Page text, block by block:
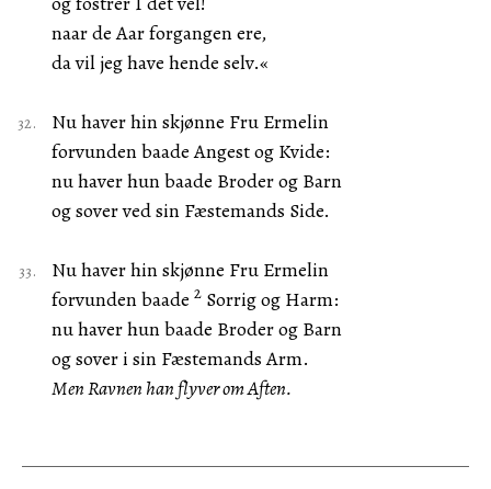
naar de Aar forgangen ere,
da vil jeg have hende selv.«
Nu haver hin skjønne Fru Ermelin
forvunden baade Angest og Kvide:
nu haver hun baade Broder og Barn
og sover ved sin Fæstemands Side.
Nu haver hin skjønne Fru Ermelin
forvunden baade 2 Sorrig og Harm:
nu haver hun baade Broder og Barn
og sover i sin Fæstemands Arm.
Men Ravnen han flyver om Aften.